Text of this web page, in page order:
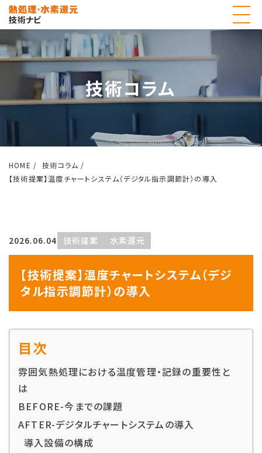
技術コラム
HOME
技術コラム
【技術提案】温度チャートシステム（デジタル指示調節計）の導入
2026.06.04 技術提案 水素還元
【技術提案】温度チャートシステム（デジ
タル指示調節計）の導入
目次
雰囲気熱処理における温度管理・記録の重要性と
は
BEFORE-今までの課題
AFTER-デジタルチャートシステムの導入
導入設備の構成